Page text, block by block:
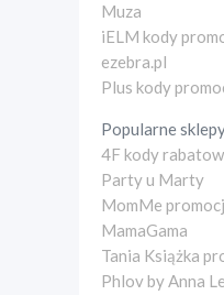
Muza
iELM kody
ezebra.pl
Plus kody
Popularne
4F kody
Party u Marty
MomMe
MamaGama
Tania Książka
Phlov by Anna